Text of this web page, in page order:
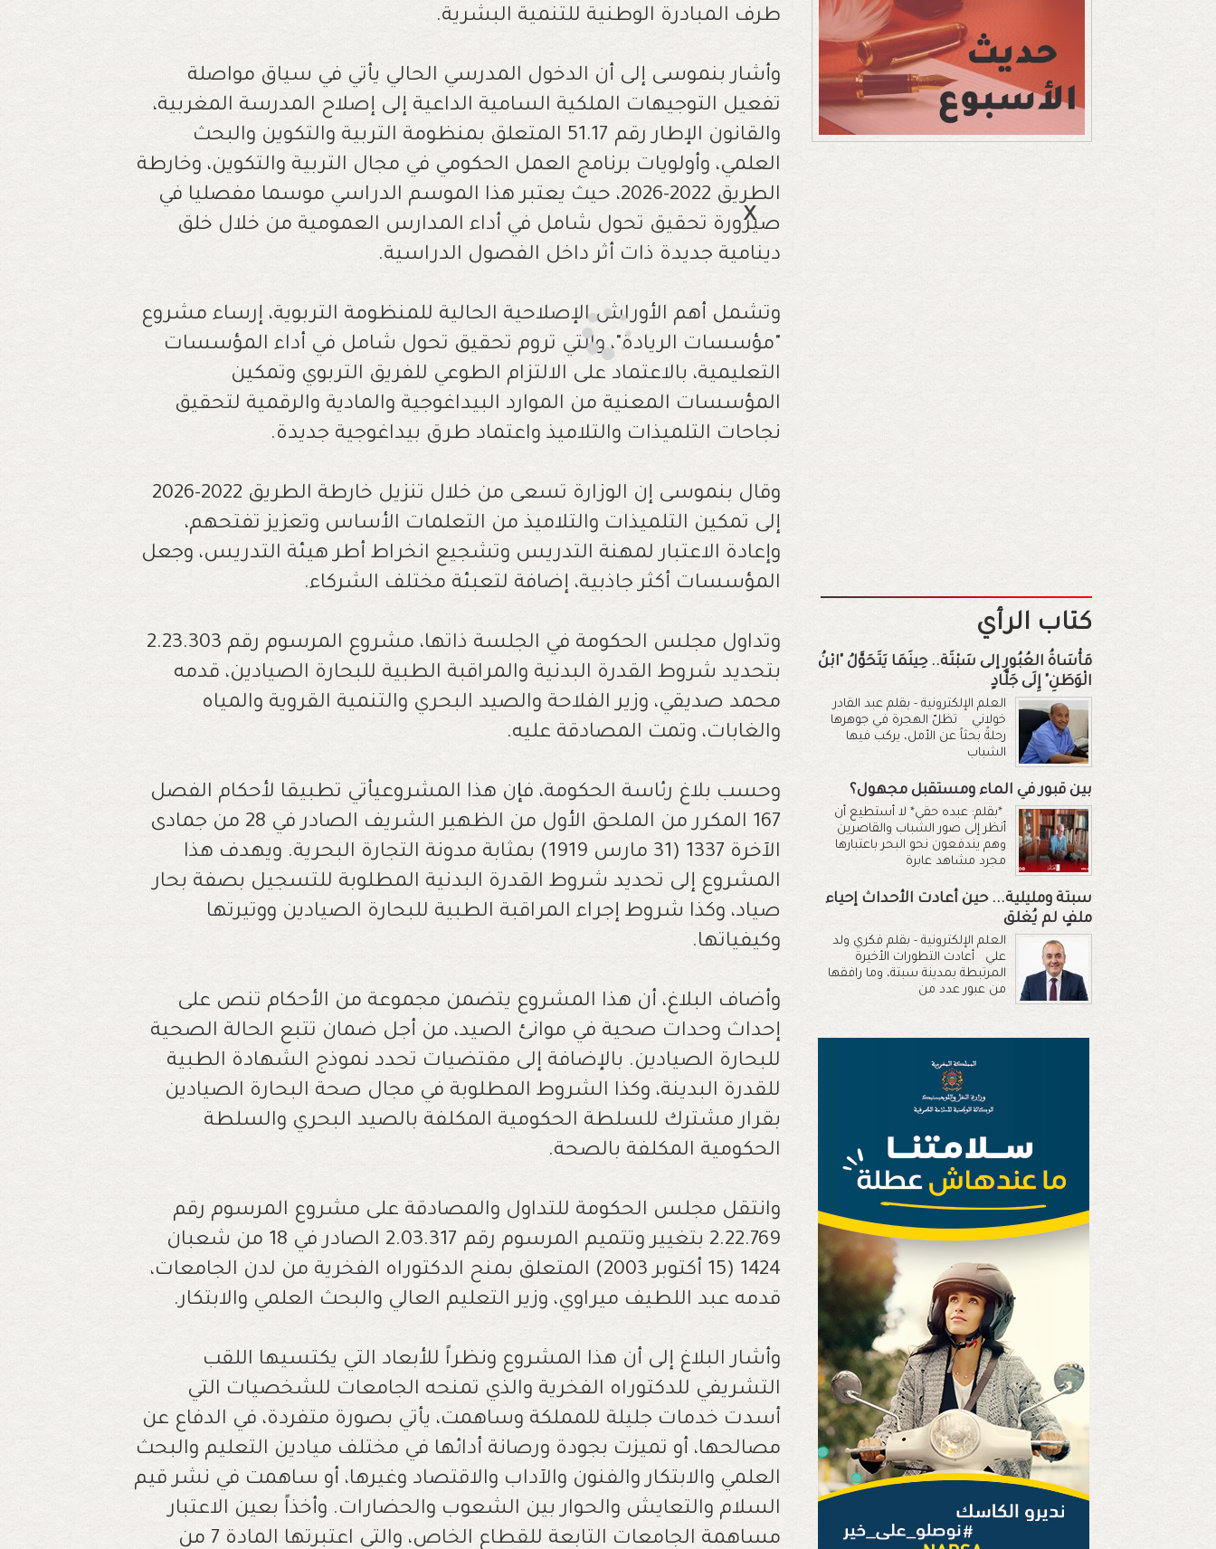
طرف المبادرة الوطنية للتنمية البشرية.
وأشار بنموسى إلى أن الدخول المدرسي الحالي يأتي في سياق مواصلة
تفعيل التوجيهات الملكية السامية الداعية إلى إصلاح المدرسة المغربية،
والقانون الإطار رقم 51.17 المتعلق بمنظومة التربية والتكوين والبحث
العلمي، وأولويات برنامج العمل الحكومي في مجال التربية والتكوين، وخارطة
الطريق 2022-2026، حيث يعتبر هذا الموسم الدراسي موسما مفصليا في
صيرورة تحقيق تحول شامل في أداء المدارس العمومية من خلال خلق
دينامية جديدة ذات أثر داخل الفصول الدراسية.
وتشمل أهم الأوراش الإصلاحية الحالية للمنظومة التربوية، إرساء مشروع
"مؤسسات الريادة"، والتي تروم تحقيق تحول شامل في أداء المؤسسات
التعليمية، بالاعتماد على الالتزام الطوعي للفريق التربوي وتمكين
المؤسسات المعنية من الموارد البيداغوجية والمادية والرقمية لتحقيق
نجاحات التلميذات والتلاميذ واعتماد طرق بيداغوجية جديدة.
وقال بنموسى إن الوزارة تسعى من خلال تنزيل خارطة الطريق 2022-2026
إلى تمكين التلميذات والتلاميذ من التعلمات الأساس وتعزيز تفتحهم،
وإعادة الاعتبار لمهنة التدريس وتشجيع انخراط أطر هيئة التدريس، وجعل
المؤسسات أكثر جاذبية، إضافة لتعبئة مختلف الشركاء.
وتداول مجلس الحكومة في الجلسة ذاتها، مشروع المرسوم رقم 2.23.303
بتحديد شروط القدرة البدنية والمراقبة الطبية للبحارة الصيادين، قدمه
محمد صديقي، وزير الفلاحة والصيد البحري والتنمية القروية والمياه
والغابات، وتمت المصادقة عليه.
وحسب بلاغ رئاسة الحكومة، فإن هذا المشروعيأتي تطبيقا لأحكام الفصل
167 المكرر من الملحق الأول من الظهير الشريف الصادر في 28 من جمادى
الآخرة 1337 (31 مارس 1919) بمثابة مدونة التجارة البحرية. ويهدف هذا
المشروع إلى تحديد شروط القدرة البدنية المطلوبة للتسجيل بصفة بحار
صياد، وكذا شروط إجراء المراقبة الطبية للبحارة الصيادين ووتيرتها
وكيفياتها.
وأضاف البلاغ، أن هذا المشروع يتضمن مجموعة من الأحكام تنص على
إحداث وحدات صحية في موانئ الصيد، من أجل ضمان تتبع الحالة الصحية
للبحارة الصيادين. بالإضافة إلى مقتضيات تحدد نموذج الشهادة الطبية
للقدرة البدينة، وكذا الشروط المطلوبة في مجال صحة البحارة الصيادين
بقرار مشترك للسلطة الحكومية المكلفة بالصيد البحري والسلطة
الحكومية المكلفة بالصحة.
وانتقل مجلس الحكومة للتداول والمصادقة على مشروع المرسوم رقم
2.22.769 بتغيير وتتميم المرسوم رقم 2.03.317 الصادر في 18 من شعبان
1424 (15 أكتوبر 2003) المتعلق بمنح الدكتوراه الفخرية من لدن الجامعات،
قدمه عبد اللطيف ميراوي، وزير التعليم العالي والبحث العلمي والابتكار.
وأشار البلاغ إلى أن هذا المشروع ونظراً للأبعاد التي يكتسيها اللقب
التشريفي للدكتوراه الفخرية والذي تمنحه الجامعات للشخصيات التي
أسدت خدمات جليلة للمملكة وساهمت، يأتي بصورة متفردة، في الدفاع عن
مصالحها، أو تميزت بجودة ورصانة أدائها في مختلف ميادين التعليم والبحث
العلمي والابتكار والفنون والآداب والاقتصاد وغيرها، أو ساهمت في نشر قيم
السلام والتعايش والحوار بين الشعوب والحضارات. وأخذاً بعين الاعتبار
مساهمة الجامعات التابعة للقطاع الخاص، والتي اعتبرتها المادة 7 من
كتاب الرأي
مَأْسَاةُ العُبُورِ إلى سَبْتَة.. حِينَمَا يَتَحَوَّلُ "ابْنُ
الْوَطَنِ" إِلَى جَلَّادٍ
العلم الإلكترونية - بقلم عبد القادر
خولاني تظلّ الهجرة في جوهرها
رحلةً بحثاً عن الأمل، يركب فيها
الشباب
بين قبور في الماء ومستقبل مجهول؟
*بقلم: عبده حقي* لا أستطيع أن
أنظر إلى صور الشباب والقاصرين
وهم يندفعون نحو البحر باعتبارها
مجرد مشاهد عابرة
سبتة ومليلية... حين أعادت الأحداث إحياء
ملفٍ لم يُغلق
العلم الإلكترونية - بقلم فكري ولد
علي أعادت التطورات الأخيرة
المرتبطة بمدينة سبتة، وما رافقها
من عبور عدد من